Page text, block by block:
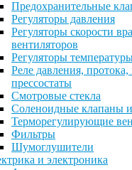
Предохранительные
Регуляторы давления
Регуляторы скорости
вентиляторов
Регуляторы
Реле давления,
прессостаты
Смотровые стекла
Соленоидные клапаны
Терморегулирующие
Фильтры
Шумоглушители
и электроника